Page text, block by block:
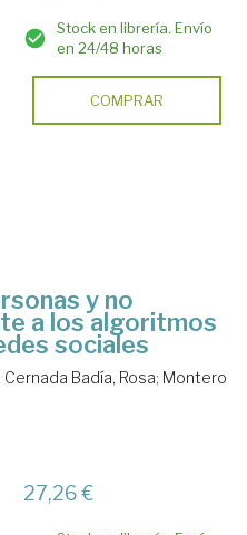
Stock en librería. Envío
en 24/48 horas
COMPRAR
y no
a los algoritmos
sociales
Cernada Badía, Rosa; Montero
27,26 €